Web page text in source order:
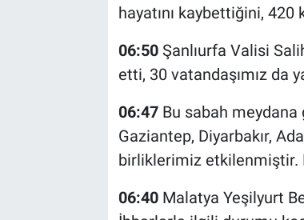
hayatını kaybettiğini, 420
06:50 Şanlıurfa Valisi
etti, 30 vatandaşımız da
06:47Bu sabah meydana
Gaziantep, Diyarbakır,
birliklerimiz etkilenmiştir.
06:40Malatya Yeşilyurt